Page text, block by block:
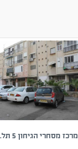
מרכז מסחרי הגיחון 5 תל...